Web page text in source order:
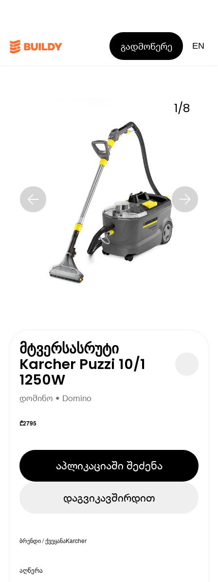
გადმოწერე EN
1/8
მტვერსასრუტი
Karcher Puzzi 10/1
1250W
დომინო • Domino
₾2795
აპლიკაციაში შეძენა
დაგვიკავშირდით
ბრენდი / ქვეყანაKarcher
აღწერა